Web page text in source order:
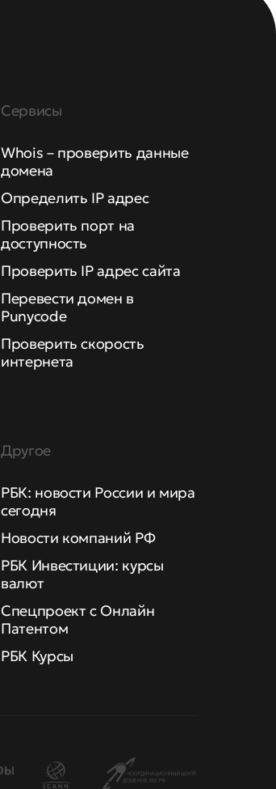
Сервисы
Whois – проверить данные
домена
Определить IP адрес
Проверить порт на
доступность
Проверить IP адрес сайта
Перевести домен в
Punycode
Проверить скорость
интернета
Другое
РБК: новости России и мира
сегодня
Новости компаний РФ
РБК Инвестиции: курсы
валют
Спецпроект с Онлайн
Патентом
РБК Курсы